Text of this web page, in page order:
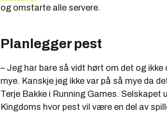
og omstarte alle servere.
Planlegger pest
– Jeg har bare så vidt hørt om det og ikke
mye. Kanskje jeg ikke var på så mye da
Terje Bakke i Running Games. Selskapet
Kingdoms hvor pest vil være en del av